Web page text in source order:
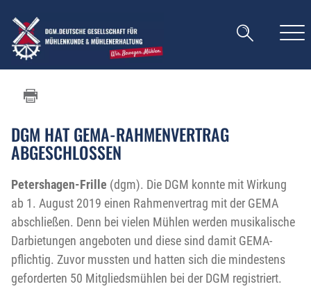
DGM HAT GEMA-RAHMENVERTRAG
ABGESCHLOSSEN
Petershagen-Frille (dgm). Die DGM konnte mit Wirkung
ab 1. August 2019 einen Rahmenvertrag mit der GEMA
abschließen. Denn bei vielen Mühlen werden musikalische
Darbietungen angeboten und diese sind damit GEMA-
pflichtig. Zuvor mussten und hatten sich die mindestens
geforderten 50 Mitgliedsmühlen bei der DGM registriert.